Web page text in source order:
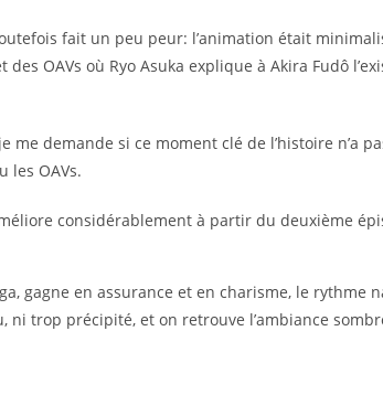
fait un peu peur: l’animation était
des OAVs où Ryo Asuka explique à Akira Fudô
me demande si ce moment clé de l’histoire n’a
les OAVs.
considérablement à partir du deuxième
gagne en assurance et en charisme, le rythme
ni trop précipité, et on retrouve l’ambiance